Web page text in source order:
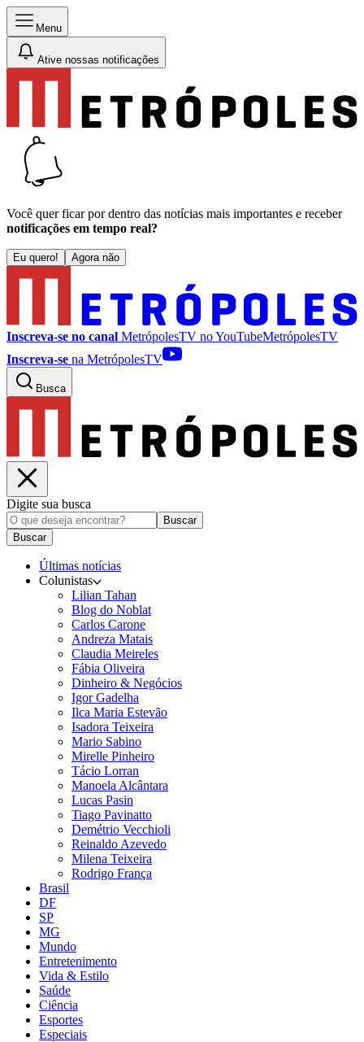
Menu
Ative nossas notificações
Você quer ficar por dentro das notícias mais importantes e receber
notificações em tempo real?
Eu quero! Agora não
Inscreva-se no canal MetrópolesTV noYouTubeMetrópolesTV
Inscreva-se na MetrópolesTV
Busca
Digite sua busca
Buscar
Buscar
Últimas notícias
Colunistas
Lilian Tahan
Blog do Noblat
Carlos Carone
Andreza Matais
Claudia Meireles
Fábia Oliveira
Dinheiro & Negócios
Igor Gadelha
Ilca Maria Estevão
Isadora Teixeira
Mario Sabino
Mirelle Pinheiro
Tácio Lorran
Manoela Alcântara
Lucas Pasin
Tiago Pavinatto
Demétrio Vecchioli
Reinaldo Azevedo
Milena Teixeira
Rodrigo França
Brasil
DF
SP
MG
Mundo
Entretenimento
Vida & Estilo
Saúde
Ciência
Esportes
Especiais